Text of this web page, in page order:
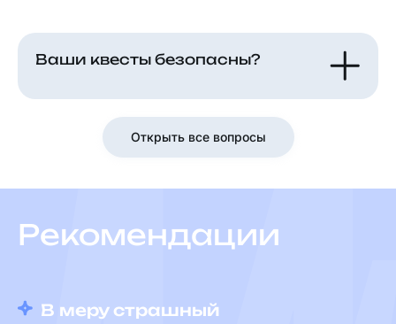
Ваши квесты безопасны?
Открыть все вопросы
Рекомендации
В меру страшный